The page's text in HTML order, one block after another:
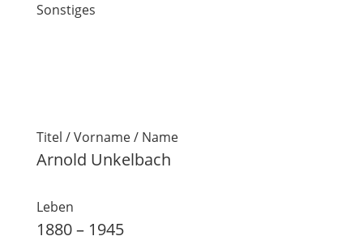
Sonstiges
Titel / Vorname / Name
Arnold Unkelbach
Leben
1880 – 1945